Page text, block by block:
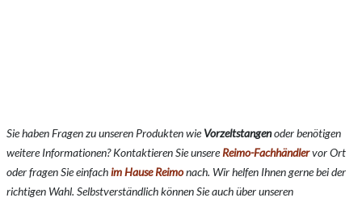
Sie haben Fragen zu unseren Produkten wieVorzeltstangenoder benötigen
weitere Informationen? Kontaktieren Sie unsereReimo-Fachhändlervor Ort
oder fragen Sie einfachim Hause Reimonach. Wir helfen Ihnen gerne bei der
richtigen Wahl. Selbstverständlich können Sie auch über unseren